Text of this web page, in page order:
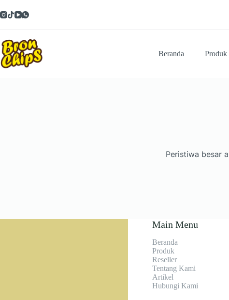
to
content
Beranda Produk
Peristiwa besar
Main Menu
Beranda
Produk
Reseller
Tentang Kami
Artikel
Hubungi Kami